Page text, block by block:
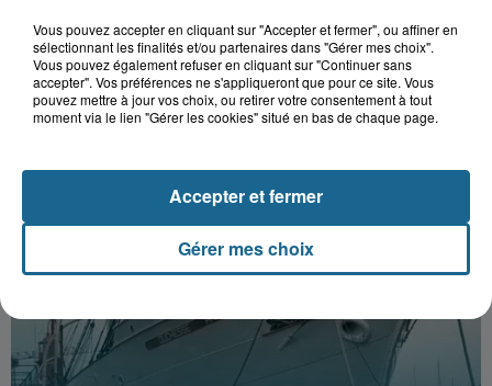
NOS AUTRES PODCASTS
Vous pouvez accepter en cliquant sur "Accepter et fermer", ou affiner en
sélectionnant les finalités et/ou partenaires dans "Gérer mes choix".
Vous pouvez également refuser en cliquant sur "Continuer sans
accepter". Vos préférences ne s'appliqueront que pour ce site. Vous
pouvez mettre à jour vos choix, ou retirer votre consentement à tout
moment via le lien "Gérer les cookies" situé en bas de chaque page.
Gérer mes choix
Accepter et fermer